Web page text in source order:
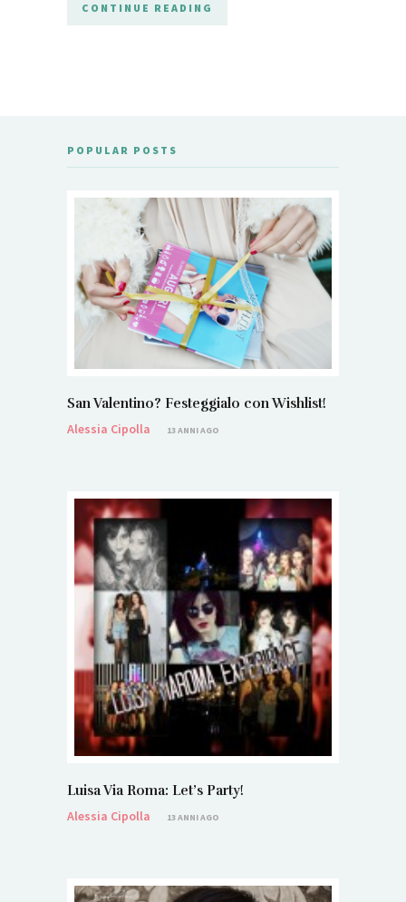
CONTINUE READING
POPULAR POSTS
San Valentino? Festeggialo con Wishlist!
Alessia Cipolla
13 ANNI AGO
Luisa Via Roma: Let’s Party!
Alessia Cipolla
13 ANNI AGO